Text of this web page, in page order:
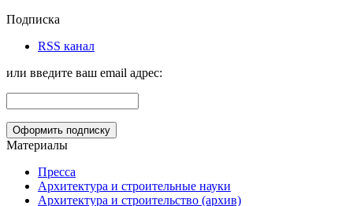
Подписка
RSS канал
или введите ваш email адрес:
Материалы
Пресса
Архитектура и строительные науки
Архитектура и строительство (архив)